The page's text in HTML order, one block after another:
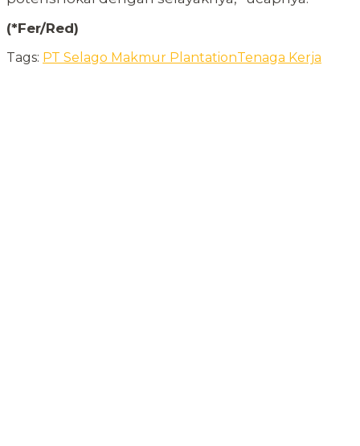
(*Fer/Red)
Tags: PT Selago Makmur PlantationTenaga Kerja